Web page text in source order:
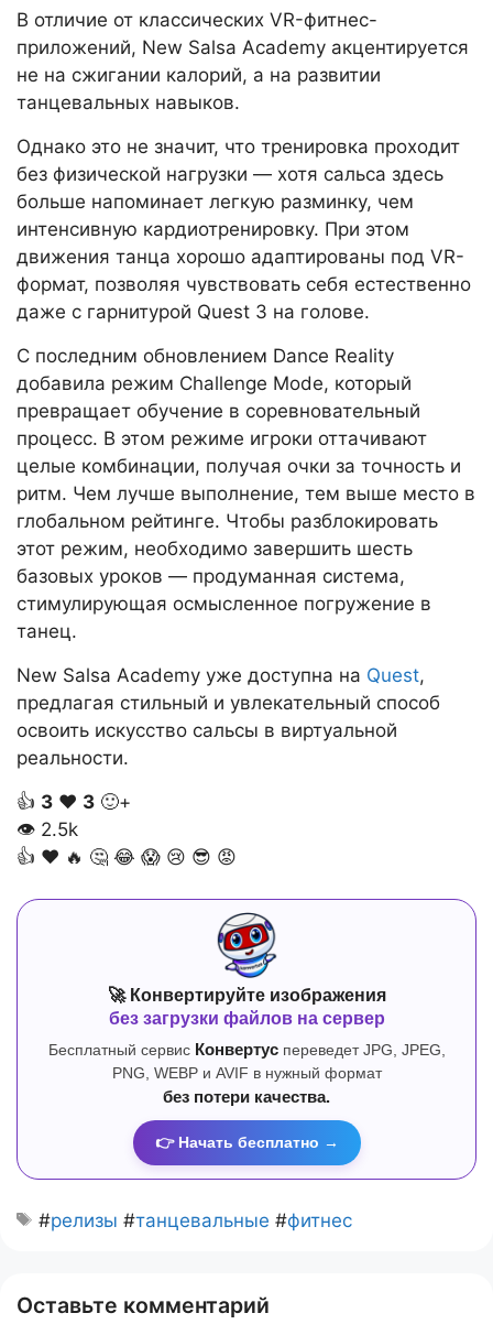
В отличие от классических VR-фитнес-
приложений, New Salsa Academy акцентируется
не на сжигании калорий, а на развитии
танцевальных навыков.
Однако это не значит, что тренировка проходит
без физической нагрузки — хотя сальса здесь
больше напоминает легкую разминку, чем
интенсивную кардиотренировку. При этом
движения танца хорошо адаптированы под VR-
формат, позволяя чувствовать себя естественно
даже с гарнитурой Quest 3 на голове.
С последним обновлением Dance Reality
добавила режим Challenge Mode, который
превращает обучение в соревновательный
процесс. В этом режиме игроки оттачивают
целые комбинации, получая очки за точность и
ритм. Чем лучше выполнение, тем выше место в
глобальном рейтинге. Чтобы разблокировать
этот режим, необходимо завершить шесть
базовых уроков — продуманная система,
стимулирующая осмысленное погружение в
танец.
New Salsa Academy уже доступна на Quest,
предлагая стильный и увлекательный способ
освоить искусство сальсы в виртуальной
реальности.
👍 3 ❤️ 3 🙂+
👁 2.5k
👍 ❤️ 🔥 🤔 😂 😱 😢 😎 😡
🚀 Конвертируйте изображения
без загрузки файлов на сервер
Бесплатный сервис Конвертуспереведет JPG, JPEG,
PNG, WEBP и AVIF в нужный формат
без потери качества.
👉 Начать бесплатно →
#релизы #танцевальные #фитнес
Оставьте комментарий